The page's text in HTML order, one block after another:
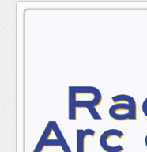
La radio